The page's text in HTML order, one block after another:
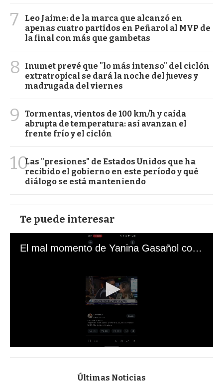
7
Leo Jaime: de la marca que alcanzó en
apenas cuatro partidos en Peñarol al MVP de
la final con más que gambetas
8
Inumet prevé que "lo más intenso" del ciclón
extratropical se dará la noche del jueves y
madrugada del viernes
9
Tormentas, vientos de 100 km/h y caída
abrupta de temperatura: así avanzan el
frente frío y el ciclón
10Las "presiones" de Estados Unidos que ha
recibido el gobierno en este período y qué
diálogo se está manteniendo
Te puede interesar
El mal momento de Yanina Gasañol con un hincha argentino en "Subrayado"
s
Últimas Noticias